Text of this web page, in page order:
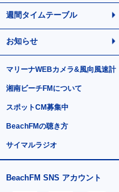
週間タイムテーブル
お知らせ
マリーナWEBカメラ&風向風速計
湘南ビーチFMについて
スポットCM募集中
BeachFMの聴き方
サイマルラジオ
BeachFM SNS アカウント